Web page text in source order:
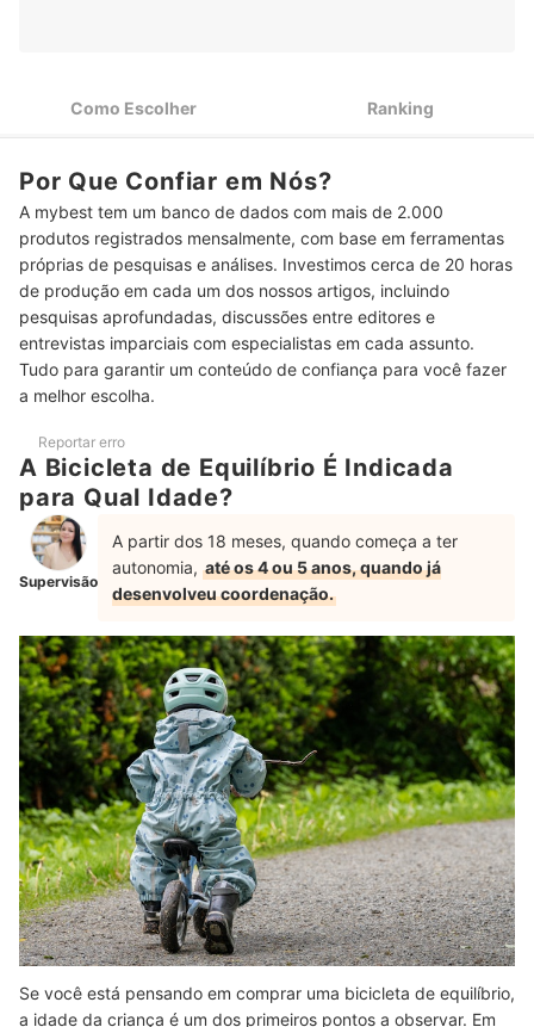
3 Pneu
Perguntas Frequentes sobre Bicicletas de Equilíbrio
A Criança Precisa Usar Capacete na Bicicleta de Equilíbrio?
Por que a Bicicleta de Equilíbrio Não Tem Pedal?
Bicicleta Buba É Boa?
Escolha os Melhores Brinquedos com Ajuda dos Nossos Artigos
Como Escolher Ranking
Por Que Confiar em Nós?
A mybest tem um banco de dados com mais de 2.000
produtos registrados mensalmente, com base em ferramentas
próprias de pesquisas e análises. Investimos cerca de 20 horas
de produção em cada um dos nossos artigos, incluindo
pesquisas aprofundadas, discussões entre editores e
entrevistas imparciais com especialistas em cada assunto.
Tudo para garantir um conteúdo de confiança para você fazer
a melhor escolha.
Reportar erro
A Bicicleta de Equilíbrio É Indicada
para Qual Idade?
Supervisão
A partir dos 18 meses, quando começa a ter
autonomia, até os 4 ou 5 anos, quando já
desenvolveu coordenação.
Se você está pensando em comprar uma bicicleta de equilíbrio,
a idade da criança é um dos primeiros pontos a observar. Em